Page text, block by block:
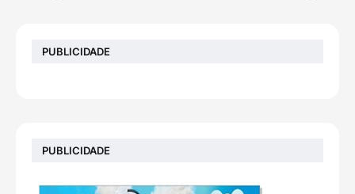
PUBLICIDADE
PUBLICIDADE